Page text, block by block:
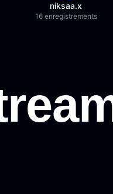
niksaa.x
16 enregistrements